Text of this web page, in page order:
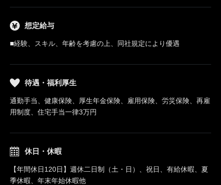
想定給与
■経験、スキル、年齢を考慮の上、同社規定により優遇
待遇・福利厚生
通勤手当、健康保険、厚生年金保険、雇用保険、労災保険、再雇
用制度、住宅手当一律3万円
休日・休暇
【年間休日120日】週休二日制（土・日）、祝日、有給休暇、夏
季休暇、年末年始休暇他